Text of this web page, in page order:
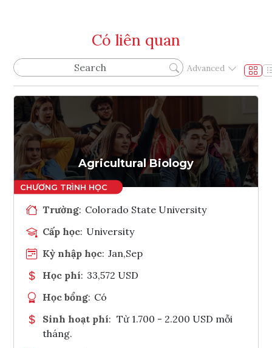
Có liên quan
Advanced
Agricultural Biology
Trường: Colorado State University
Cấp học: University
Kỳ nhập học: Jan,Sep
Học phí: 33,572 USD
Học bổng: Có
Sinh hoạt phí: Từ 1.700 - 2.200 USD mỗi
tháng.